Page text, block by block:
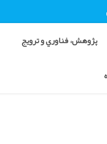
پژوهش، فناوري و ترويج